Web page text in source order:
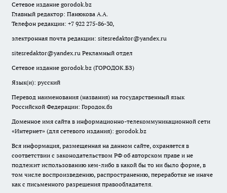
Сетевое издание gorodok.bz
Главный редактор: Панюкова А.А.
Телефон редакции: +7 922 275-86-30,
электронная почта редакции: sitesredaktor@yandex.ru
sitesredaktor@yandex.ru Рекламный отдел
Сетевое издание gorodok.bz (ГОРОДОК.БЗ)
Язык(и): русский
Перевод наименования (названия) на государственный язык
Российской Федерации: Городок.бз
Доменное имя сайта в информационно-телекоммуникационной сети
«Интернет» (для сетевого издания): gorodok.bz
Вся информация, размещенная на данном сайте, охраняется в
соответствии с законодательством РФ об авторском праве и не
подлежит использованию кем-либо в какой бы то ни было форме, в
том числе воспроизведению, распространению, переработке не иначе
как с письменного разрешения правообладателя.